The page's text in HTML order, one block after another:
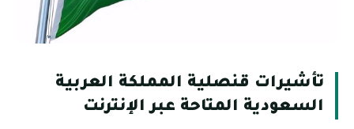
تأشيرات قنصلية المملكة العربية
السعودية المتاحة عبر الإنترنت